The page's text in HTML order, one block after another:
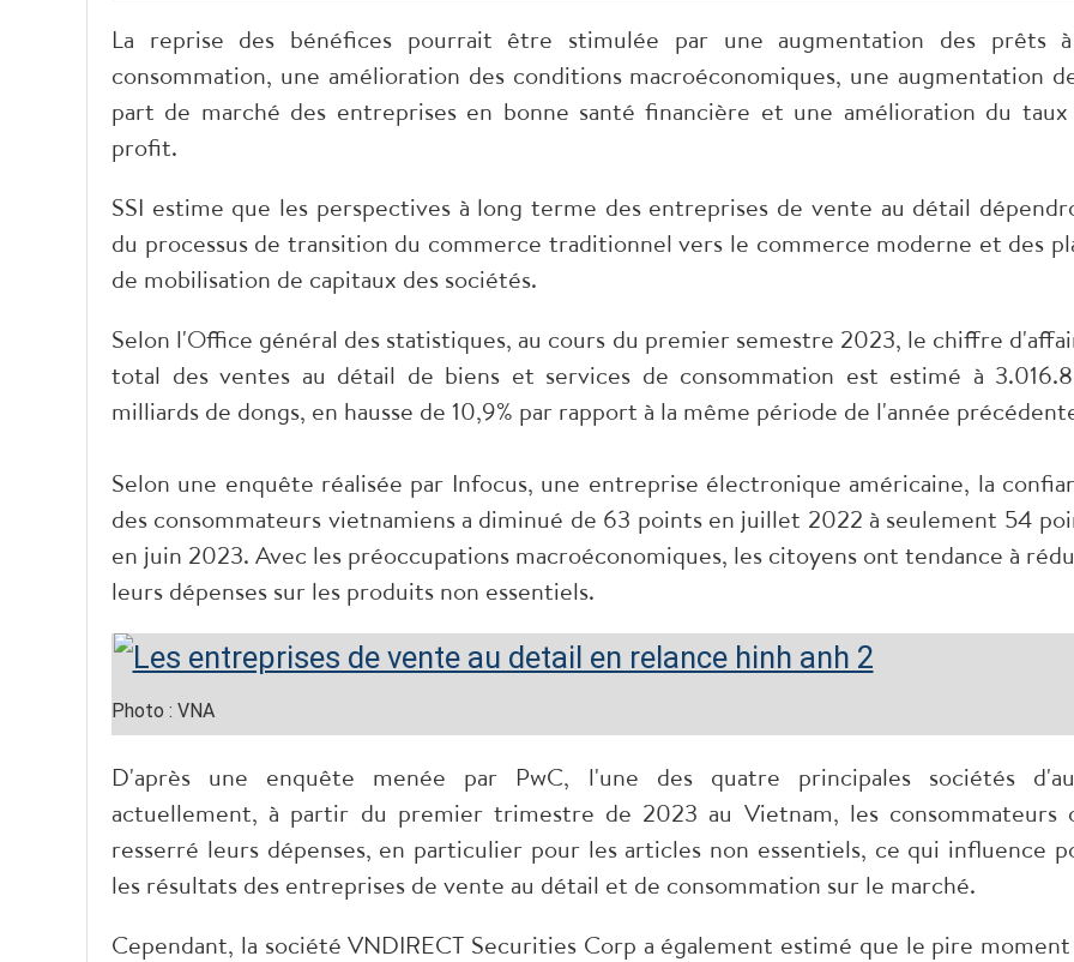
La reprise des bénéfices pourrait être stimulée par une augmentation des prêts
consommation, une amélioration des conditions macroéconomiques, une augmentation
part de marché des entreprises en bonne santé financière et une amélioration du
profit.
SSI estime que les perspectives à long terme des entreprises de vente au détail
du processus de transition du commerce traditionnel vers le commerce moderne et des
de mobilisation de capitaux des sociétés.
Selon l'Office général des statistiques, au cours du premier semestre 2023, le chiffre
total des ventes au détail de biens et services de consommation est estimé à
milliards de dongs, en hausse de 10,9% par rapport à la même période de l'année
Selon une enquête réalisée par Infocus, une entreprise électronique américaine, la
des consommateurs vietnamiens a diminué de 63 points en juillet 2022 à seulement 54
en juin 2023. Avec les préoccupations macroéconomiques, les citoyens ont tendance à
leurs dépenses sur les produits non essentiels.
Photo : VNA
D'après une enquête menée par PwC, l'une des quatre principales sociétés
actuellement, à partir du premier trimestre de 2023 au Vietnam, les consommateurs
resserré leurs dépenses, en particulier pour les articles non essentiels, ce qui influence
les résultats des entreprises de vente au détail et de consommation sur le marché.
Cependant, la société VNDIRECT Securities Corp a également estimé que le pire